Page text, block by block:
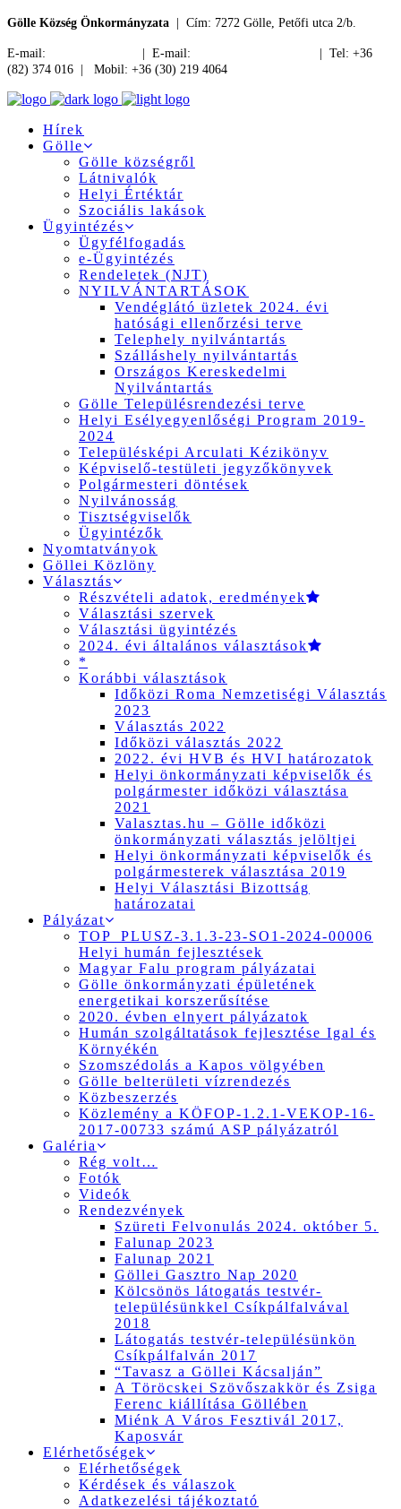
Gölle Község Önkormányzata | Cím: 7272 Gölle, Petőfi utca 2/b.
E-mail: | E-mail:
| Tel: +36
(82) 374 016 | Mobil: +36 (30) 219 4064
Hírek
Gölle
Gölle községről
Látnivalók
Helyi Értéktár
Szociális lakások
Ügyintézés
Ügyfélfogadás
e-Ügyintézés
Rendeletek (NJT)
NYILVÁNTARTÁSOK
Vendéglátó üzletek 2024. évi
hatósági ellenőrzési terve
Telephely nyilvántartás
Szálláshely nyilvántartás
Országos Kereskedelmi
Nyilvántartás
Gölle Településrendezési terve
Helyi Esélyegyenlőségi Program 2019-
2024
Településképi Arculati Kézikönyv
Képviselő-testületi jegyzőkönyvek
Polgármesteri döntések
Nyilvánosság
Tisztségviselők
Ügyintézők
Nyomtatványok
Göllei Közlöny
Választás
Részvételi adatok, eredmények
Választási szervek
Választási ügyintézés
2024. évi általános választások
*
Korábbi választások
Időközi Roma Nemzetiségi Választás
2023
Választás 2022
Időközi választás 2022
2022. évi HVB és HVI határozatok
Helyi önkormányzati képviselők és
polgármester időközi választása
2021
Valasztas.hu – Gölle időközi
önkormányzati választás jelöltjei
Helyi önkormányzati képviselők és
polgármesterek választása 2019
Helyi Választási Bizottság
határozatai
Pályázat
TOP_PLUSZ-3.1.3-23-SO1-2024-00006
Helyi humán fejlesztések
Magyar Falu program pályázatai
Gölle önkormányzati épületének
energetikai korszerűsítése
2020. évben elnyert pályázatok
Humán szolgáltatások fejlesztése Igal és
Környékén
Szomszédolás a Kapos völgyében
Gölle belterületi vízrendezés
Közbeszerzés
Közlemény a KÖFOP-1.2.1-VEKOP-16-
2017-00733 számú ASP pályázatról
Galéria
Rég volt…
Fotók
Videók
Rendezvények
Szüreti Felvonulás 2024. október 5.
Falunap 2023
Falunap 2021
Göllei Gasztro Nap 2020
Kölcsönös látogatás testvér-
településünkkel Csíkpálfalvával
2018
Látogatás testvér-településünkön
Csíkpálfalván 2017
“Tavasz a Göllei Kácsalján”
A Töröcskei Szövőszakkör és Zsiga
Ferenc kiállítása Göllében
Miénk A Város Fesztivál 2017,
Kaposvár
Elérhetőségek
Elérhetőségek
Kérdések és válaszok
Adatkezelési tájékoztató